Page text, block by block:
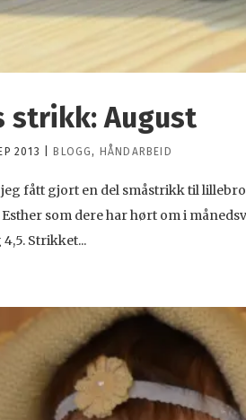
strikk: August
2013 BLOGG , HÅNDARBEID
fått gjort en del småstrikk til
som dere har hørt om i
4,5. Strikket...